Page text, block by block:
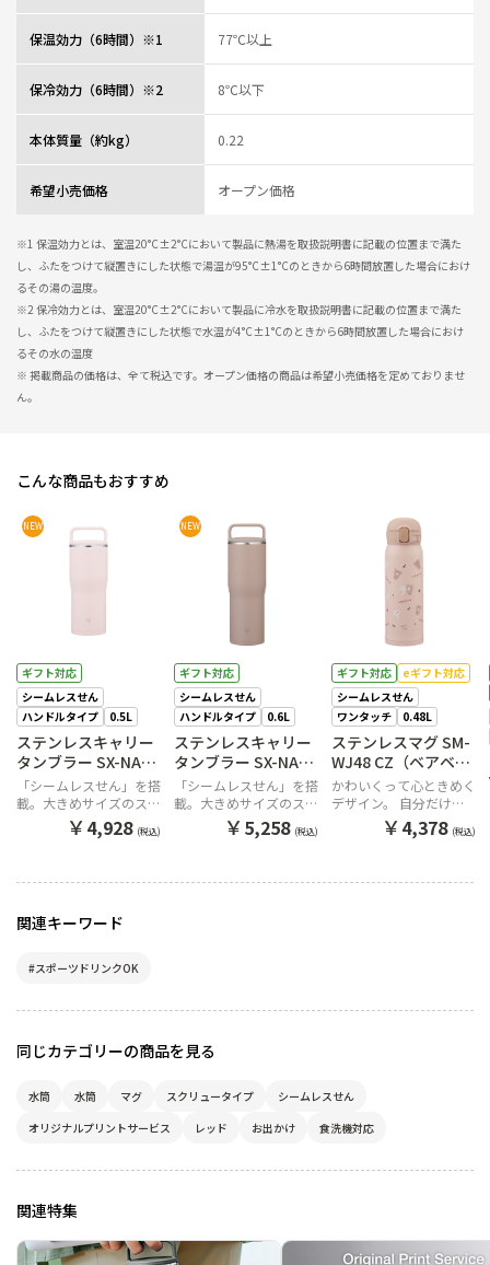
保温効力（6時間）※1 77℃以上
保冷効力（6時間）※2 8℃以下
本体質量（約kg） 0.22
希望小売価格 オープン価格
※1 保温効力とは、室温20°C±2°Cにおいて製品に熱湯を取扱説明書に記載の位置まで満た
し、ふたをつけて縦置きにした状態で湯温が95°C±1°Cのときから6時間放置した場合におけ
るその湯の温度。
※2 保冷効力とは、室温20°C±2°Cにおいて製品に冷水を取扱説明書に記載の位置まで満た
し、ふたをつけて縦置きにした状態で水温が4°C±1°Cのときから6時間放置した場合におけ
るその水の温度
※ 掲載商品の価格は、全て税込です。オープン価格の商品は希望小売価格を定めておりませ
ん。
こんな商品もおすすめ
NEW
ギフト対応
シームレスせん
ハンドルタイプ
0.5L
ステンレスキャリー
タンブラー SX-NA50
PM（フィジーピン
ク）
「シームレスせん」を搭
載。大きめサイズのステ
ンレスキャリータンブラ
￥4,928 (税込)
NEW
ギフト対応
シームレスせん
ハンドルタイプ
0.6L
ステンレスキャリー
タンブラー SX-NA60
CM（サンドベージ
ュ）
「シームレスせん」を搭
載。大きめサイズのステ
ンレスキャリータンブラ
￥5,258 (税込)
ギフト対応
eギフト対応
シームレスせん
ワンタッチ
0.48L
ステンレスマグ SM-
WJ48 CZ（ベアベー
ジュ）
かわいくって心ときめく
デザイン。 自分だけの
「好き」を見つけて一緒
に出かけよう。
￥4,378 (税込)
関連キーワード
#スポーツドリンクOK
同じカテゴリーの商品を見る
水筒 水筒 マグ スクリュータイプ
シームレスせん
オリジナルプリントサービス
レッド お出かけ 食洗機対応
関連特集